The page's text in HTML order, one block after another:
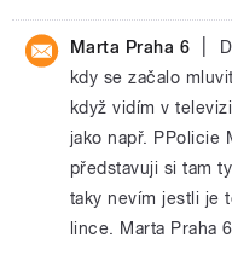
Marta Praha 6
kdy se začalo
když vidím v
jako např. PPolicie
představuji si tam
taky nevím jestli je
lince. Marta Praha 6.